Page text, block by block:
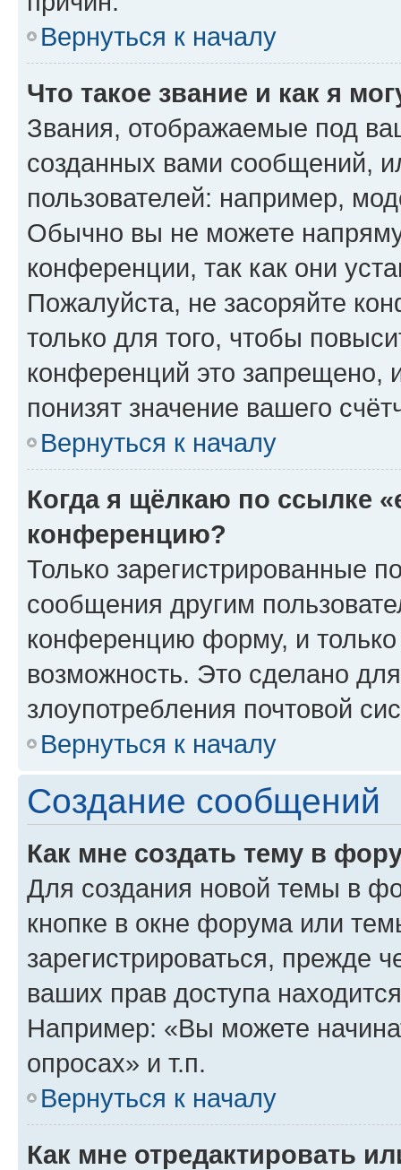
Вернуться к началу
Что такое звание и как я
Звания, отображаемые под
созданных вами сообщений,
пользователей: например,
Обычно вы не можете
конференции, так как они
Пожалуйста, не засоряйте
только для того, чтобы
конференций это запрещено,
понизят значение вашего
Вернуться к началу
Когда я щёлкаю по ссылке
конференцию?
Только зарегистрированные
сообщения другим
конференцию форму, и
возможность. Это сделано
злоупотребления почтовой
Вернуться к началу
Создание сообщений
Как мне создать тему в
Для создания новой темы в
кнопке в окне форума или
зарегистрироваться, прежде
ваших прав доступа
Например: «Вы можете
опросах» и т.п.
Вернуться к началу
Как мне отредактировать